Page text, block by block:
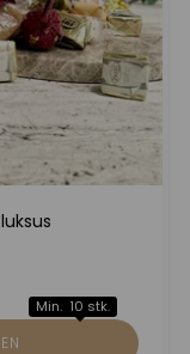
Min. 10 stk.